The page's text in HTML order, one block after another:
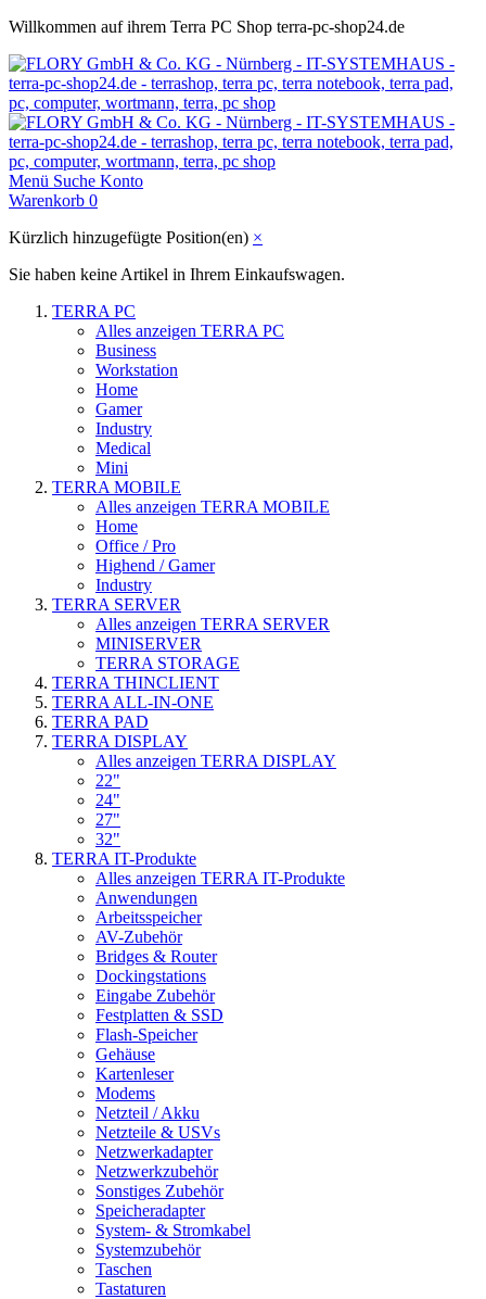
Willkommen auf ihrem Terra PC Shop terra-pc-shop24.de
Menü Suche Konto
Warenkorb 0
Kürzlich hinzugefügte Position(en) ×
Sie haben keine Artikel in Ihrem Einkaufswagen.
TERRA PC
Alles anzeigen TERRA PC
Business
Workstation
Home
Gamer
Industry
Medical
Mini
TERRA MOBILE
Alles anzeigen TERRA MOBILE
Home
Office / Pro
Highend / Gamer
Industry
TERRA SERVER
Alles anzeigen TERRA SERVER
MINISERVER
TERRA STORAGE
TERRA THINCLIENT
TERRA ALL-IN-ONE
TERRA PAD
TERRA DISPLAY
Alles anzeigen TERRA DISPLAY
22"
24"
27"
32"
TERRA IT-Produkte
Alles anzeigen TERRA IT-Produkte
Anwendungen
Arbeitsspeicher
AV-Zubehör
Bridges & Router
Dockingstations
Eingabe Zubehör
Festplatten & SSD
Flash-Speicher
Gehäuse
Kartenleser
Modems
Netzteil / Akku
Netzteile & USVs
Netzwerkadapter
Netzwerkzubehör
Sonstiges Zubehör
Speicheradapter
System- & Stromkabel
Systemzubehör
Taschen
Tastaturen